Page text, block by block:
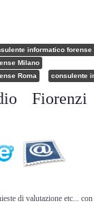
Malware
Stradale
informatico forense
Milano
Roma
consulente
di valutazione etc...